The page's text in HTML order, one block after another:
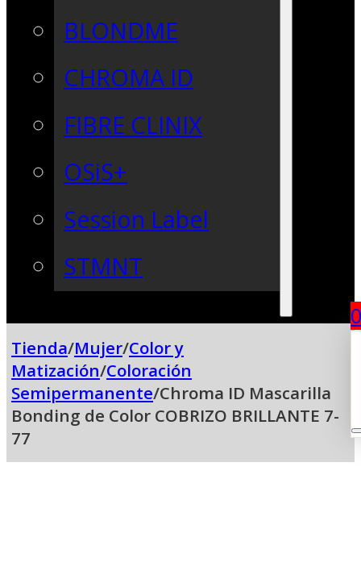
BLONDME
CHROMA ID
FIBRE CLINIX
OSiS+
Session Label
STMNT
Tienda/Mujer/Color y
Matización/Coloración
Semipermanente/Chroma ID Mascarilla
Bonding de Color COBRIZO BRILLANTE 7-
77